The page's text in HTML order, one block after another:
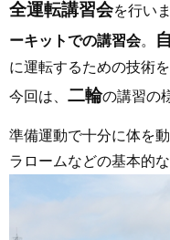
全運転講習会を行い
ーキットでの講習会。
に運転するための技術
今回は、 二輪の講習の
準備運動で十分に体を
ラロームなどの基本的